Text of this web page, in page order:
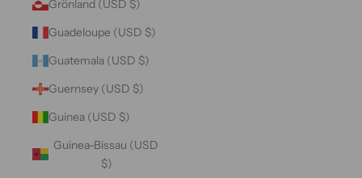
Grönland (USD $)
Guadeloupe (USD $)
Guatemala (USD $)
Guernsey (USD $)
Guinea (USD $)
Guinea-Bissau (USD
$)